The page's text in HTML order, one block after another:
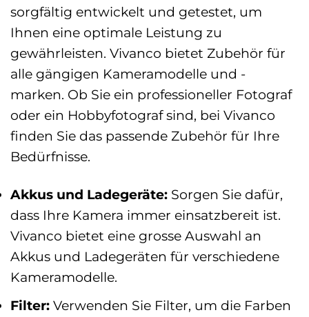
sorgfältig entwickelt und getestet, um
Ihnen eine optimale Leistung zu
gewährleisten. Vivanco bietet Zubehör für
alle gängigen Kameramodelle und -
marken. Ob Sie ein professioneller Fotograf
oder ein Hobbyfotograf sind, bei Vivanco
finden Sie das passende Zubehör für Ihre
Bedürfnisse.
Akkus und Ladegeräte: Sorgen Sie dafür,
dass Ihre Kamera immer einsatzbereit ist.
Vivanco bietet eine grosse Auswahl an
Akkus und Ladegeräten für verschiedene
Kameramodelle.
Filter: Verwenden Sie Filter, um die Farben